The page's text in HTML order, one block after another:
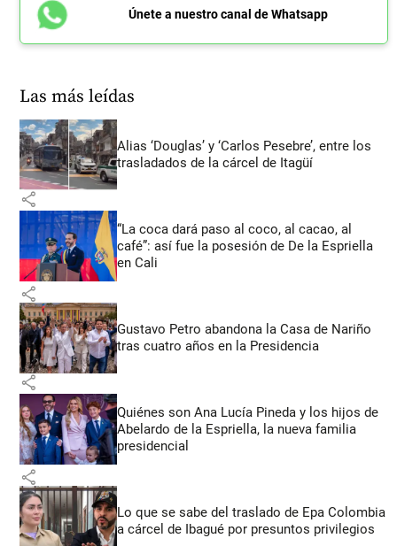
Únete a nuestro canal de Whatsapp
Las más leídas
Alias ‘Douglas’ y ‘Carlos Pesebre’, entre los
trasladados de la cárcel de Itagüí
share
“La coca dará paso al coco, al cacao, al
café”: así fue la posesión de De la Espriella
en Cali
share
Gustavo Petro abandona la Casa de Nariño
tras cuatro años en la Presidencia
share
Quiénes son Ana Lucía Pineda y los hijos de
Abelardo de la Espriella, la nueva familia
presidencial
share
Lo que se sabe del traslado de Epa Colombia
a cárcel de Ibagué por presuntos privilegios